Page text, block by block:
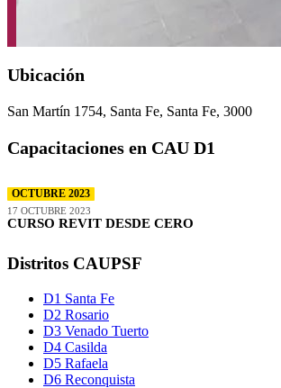
Ubicación
San Martín 1754, Santa Fe, Santa Fe, 3000
Capacitaciones en CAU D1
OCTUBRE 2023
17 OCTUBRE 2023
CURSO REVIT DESDE CERO
Distritos CAUPSF
D1 Santa Fe
D2 Rosario
D3 Venado Tuerto
D4 Casilda
D5 Rafaela
D6 Reconquista